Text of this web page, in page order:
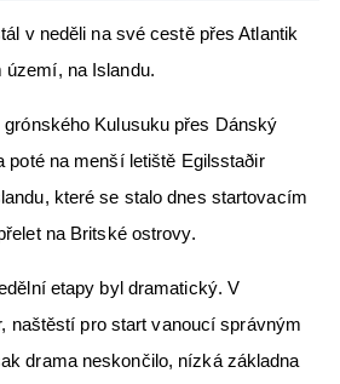
v neděli na své cestě přes Atlantik
území, na Islandu.
Kulusuku přes Dánský
poté na menší letiště Egilsstaðir
které se stalo dnes startovacím
na Britské ostrovy.
etapy byl dramatický. V
naštěstí pro start vanoucí správným
drama neskončilo, nízká základna
Letecká muzea
Communication app
SAFE Guide app
Inzerujte s námi
E-SHOP